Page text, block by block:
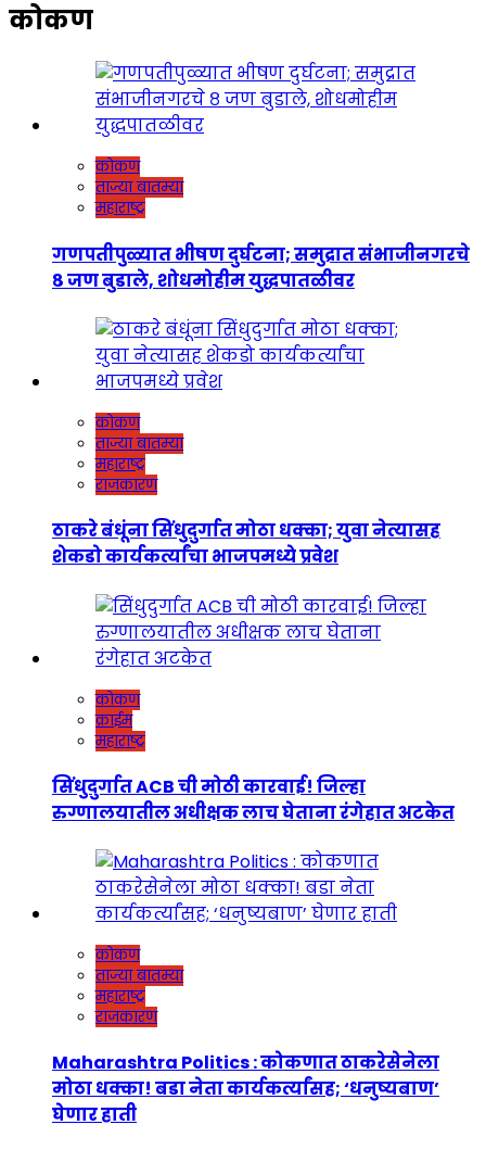
कोकण
कोकण
ताज्या बातम्या
महाराष्ट्र
गणपतीपुळ्यात भीषण दुर्घटना; समुद्रात संभाजीनगरचे
८ जण बुडाले, शोधमोहीम युद्धपातळीवर
कोकण
ताज्या बातम्या
महाराष्ट्र
राजकारण
ठाकरे बंधूंना सिंधुदुर्गात मोठा धक्का; युवा नेत्यासह
शेकडो कार्यकर्त्यांचा भाजपमध्ये प्रवेश
कोकण
क्राईम
महाराष्ट्र
सिंधुदुर्गात ACB ची मोठी कारवाई! जिल्हा
रुग्णालयातील अधीक्षक लाच घेताना रंगेहात अटकेत
कोकण
ताज्या बातम्या
महाराष्ट्र
राजकारण
Maharashtra Politics : कोकणात ठाकरेसेनेला
मोठा धक्का! बडा नेता कार्यकर्त्यांसह; ‘धनुष्यबाण’
घेणार हाती